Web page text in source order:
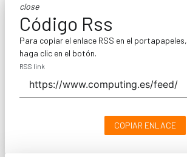
close
Código Rss
Para copiar el enlace RSS en el portapapeles,
haga clic en el botón.
RSS link
COPIAR ENLACE